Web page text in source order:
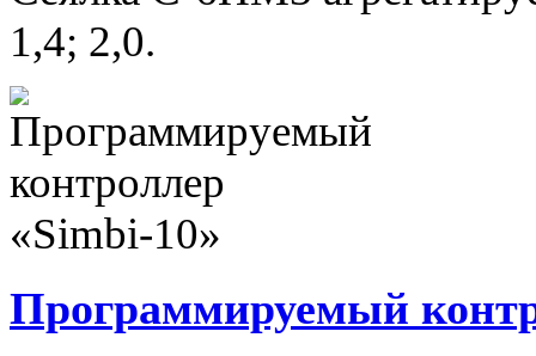
1,4; 2,0.
Программируемый